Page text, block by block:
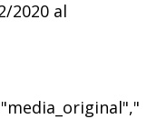
2020 al